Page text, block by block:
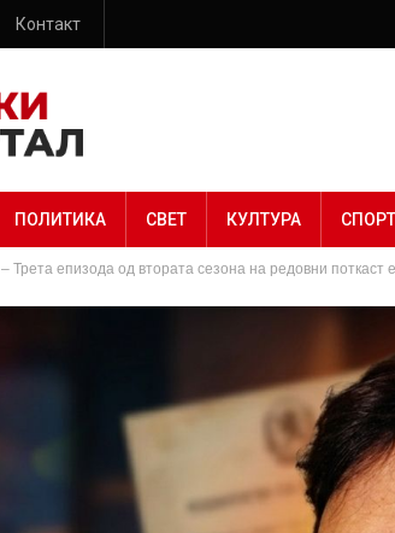
Контакт
ПОЛИТИКА СВЕТ КУЛТУРА СПОРТ
епизода од втората сезона на редовни поткаст